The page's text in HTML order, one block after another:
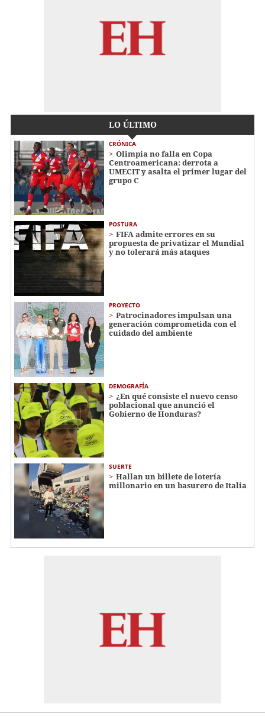
LO ÚLTIMO
CRÓNICA
Olimpia no falla en Copa
Centroamericana: derrota a
UMECIT y asalta el primer lugar del
grupo C
POSTURA
FIFA admite errores en su
propuesta de privatizar el Mundial
y no tolerará más ataques
PROYECTO
Patrocinadores impulsan una
generación comprometida con el
cuidado del ambiente
DEMOGRAFÍA
¿En qué consiste el nuevo censo
poblacional que anunció el
Gobierno de Honduras?
SUERTE
Hallan un billete de lotería
millonario en un basurero de Italia